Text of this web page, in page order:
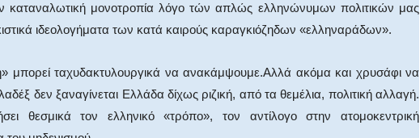
καταναλωτική μονοτροπία λόγο τών απλώς ελληνώνυμων πολιτικών μας
ιδεολογήματα των κατά καιρούς καραγκιόζηδων «ελληναράδων».
μπορεί ταχυδακτυλουργικά να ανα­κάμψου­με.Aλλά ακόμα και χρυσάφι να
δεν ξαναγίνεται Eλλάδα δίχως ριζική, από τα θεμέλια, πολιτική αλλαγή.
θεσμικά τον ελληνικό «τρόπο», τον αντίλογο στην ατομοκεντρική